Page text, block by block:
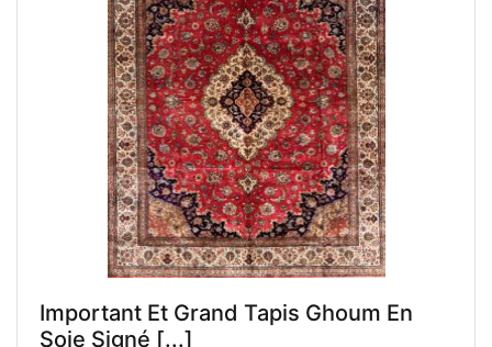
Important Et Grand Tapis Ghoum En
Soie Signé [...]